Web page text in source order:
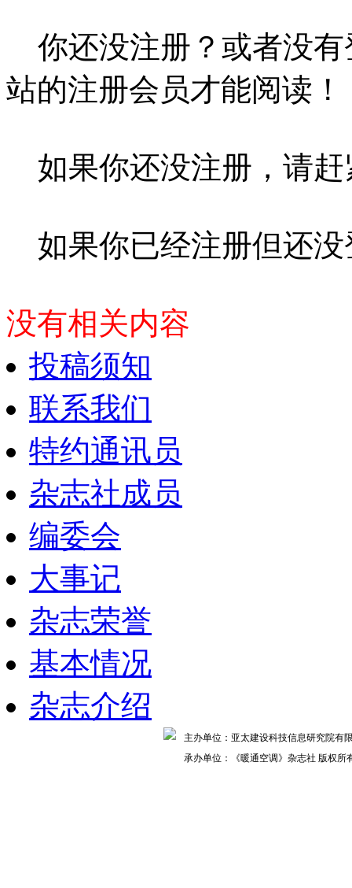
你还没注册？或者没有
站的注册会员才能阅读！
如果你还没注册，请赶
如果你已经注册但还没
没有相关内容
投稿须知
联系我们
特约通讯员
杂志社成员
编委会
大事记
杂志荣誉
基本情况
杂志介绍
主办单位：亚太建设科技信息研究院
承办单位：《暖通空调》杂志社 版权